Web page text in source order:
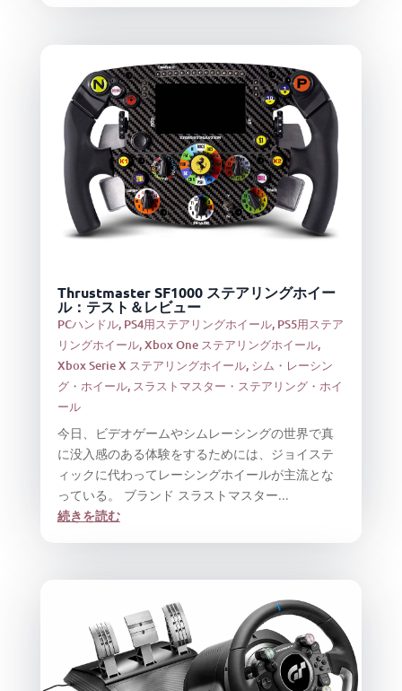
Thrustmaster SF1000 ステアリングホイー
ル：テスト＆レビュー
PCハンドル, PS4用ステアリングホイール, PS5用ステア
リングホイール,Xbox One ステアリングホイール,
Xbox Serie X ステアリングホイール, シム・レーシン
グ・ホイール, スラストマスター・ステアリング・ホイ
ール
今日、ビデオゲームやシムレーシングの世界で真
に没入感のある体験をするためには、ジョイステ
ィックに代わってレーシングホイールが主流とな
っている。 ブランド スラストマスター...
続きを読む